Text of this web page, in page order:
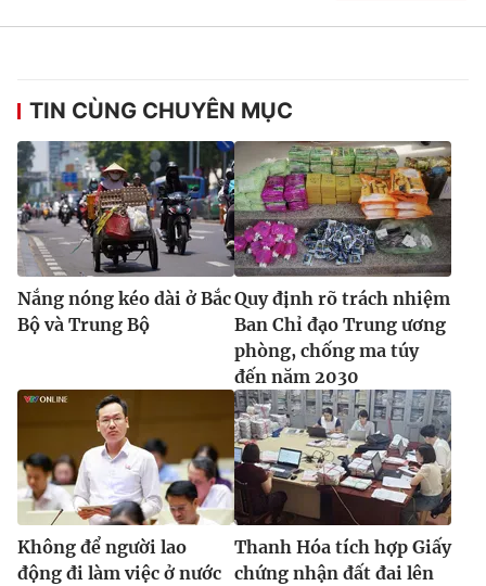
® Cấm sao chép dưới mọi hình thức nếu không có sự chấp
thuận bằng văn bản. Ghi rõ nguồn VTV.vn khi phát hành lại
thông tin từ website này.
TIN CÙNG CHUYÊN MỤC
Nắng nóng kéo dài ở Bắc
Bộ và Trung Bộ
Quy định rõ trách nhiệm
Ban Chỉ đạo Trung ương
phòng, chống ma túy
đến năm 2030
Không để người lao
động đi làm việc ở nước
Thanh Hóa tích hợp Giấy
chứng nhận đất đai lên